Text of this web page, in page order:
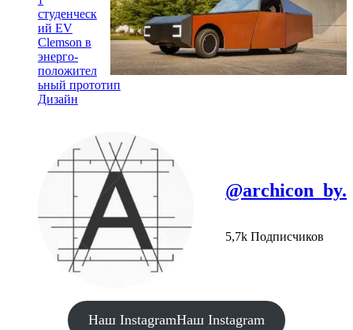
студенческ
ий EV
Clemson в
энерго-
положител
ьный прототип
Дизайн
@archicon_by.
5,7k Подписчиков
Наш InstagramНаш Instagram